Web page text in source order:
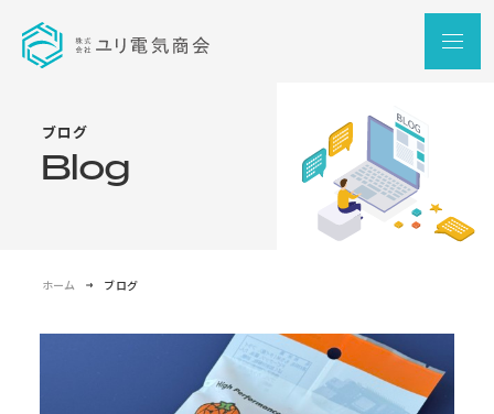
ブログ
Blog
ホーム ブログ